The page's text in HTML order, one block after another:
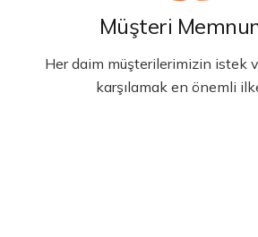
Müşteri
Her daim müşterilerimizin istek
karşılamak en önemli